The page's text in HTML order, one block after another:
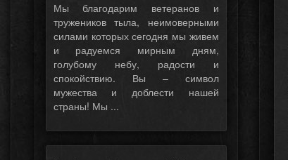
Мы благодарим ветеранов и
тружеников тыла, неимоверными
силами которых сегодня мы живем
и радуемся мирным дням,
голубому небу, радости и
спокойствию. Вы – символ
мужества и доблести нашей
страны! Мы ...